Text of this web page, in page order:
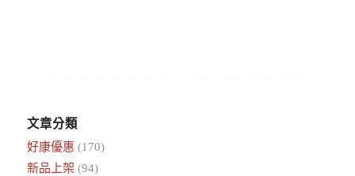
文章分類
好康優惠 (170)
新品上架 (94)